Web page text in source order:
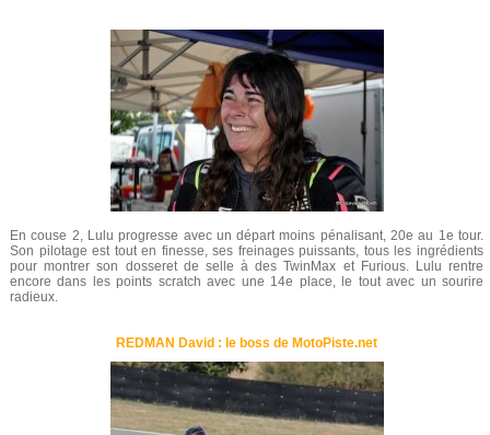
En couse 2, Lulu progresse avec un départ moins pénalisant, 20e au 1e tour.
Son pilotage est tout en finesse, ses freinages puissants, tous les ingrédients
pour montrer son dosseret de selle à des TwinMax et Furious. Lulu rentre
encore dans les points scratch avec une 14e place, le tout avec un sourire
radieux.
REDMAN David : le boss de MotoPiste.net